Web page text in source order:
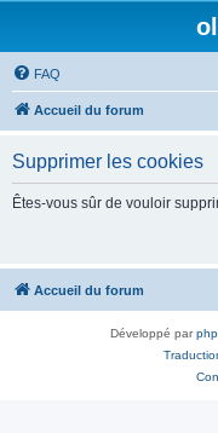
FAQ
Accueil du forum
Supprimer les cookies
Êtes-vous sûr de vouloir
Accueil du forum
Développé par